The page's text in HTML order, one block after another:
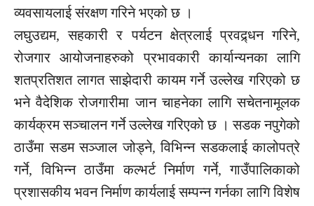
व्यवसायलाई संरक्षण गरिने भएको छ ।
लघुउद्यम, सहकारी र पर्यटन क्षेत्रलाई प्रवद्र्धन गरिने,
रोजगार आयोजनाहरुको प्रभावकारी कार्यान्यनका लागि
शतप्रतिशत लागत साझेदारी कायम गर्ने उल्लेख गरिएको छ
भने वैदेशिक रोजगारीमा जान चाहनेका लागि सचेतनामूलक
कार्यक्रम सञ्चालन गर्ने उल्लेख गरिएको छ । सडक नपुगेको
ठाउँमा सडम सञ्जाल जोड्ने, विभिन्न सडकलाई कालोपत्रे
गर्ने, विभिन्न ठाउँमा कल्भर्ट निर्माण गर्ने, गाउँपालिकाको
प्रशासकीय भवन निर्माण कार्यलाई सम्पन्न गर्नका लागि विशेष